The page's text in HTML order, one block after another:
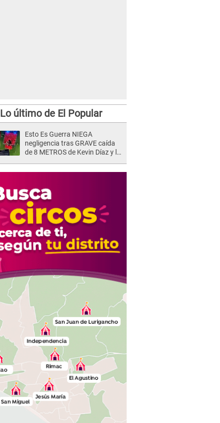
Lo último de El Popular
Esto Es Guerra NIEGA
negligencia tras GRAVE caída
de 8 METROS de Kevin Díaz y lo